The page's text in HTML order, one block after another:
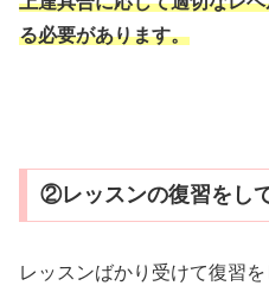
る必要があります。
②レッスンの復習をし
レッスンばかり受けて復習